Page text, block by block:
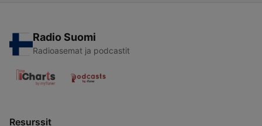
Radio Suomi
Radioasemat ja podcastit
Resurssit